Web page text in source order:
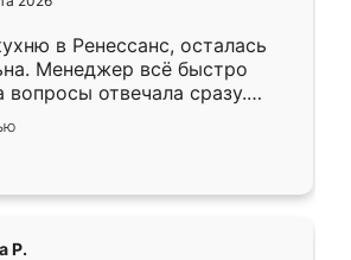
только здесь.
в Ренессанс, осталась
Менеджер всё быстро
вопросы отвечала сразу.
в субботу, подошёл к
ответственностью. Собрали
работали аккуратно, даже
Р.